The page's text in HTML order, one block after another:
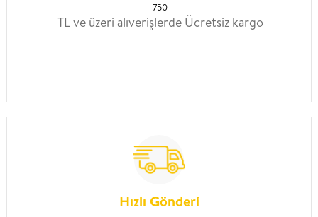
750
TL ve üzeri alıverişlerde Ücretsiz kargo
Hızlı Gönderi